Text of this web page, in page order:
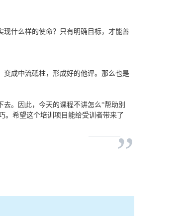
什么样的使命？只有明确目标，才能善
成中流砥柱，形成好的他评。那么也是
。因此，今天的课程不讲怎么“帮助别
。希望这个培训项目能给受训者带来了
”